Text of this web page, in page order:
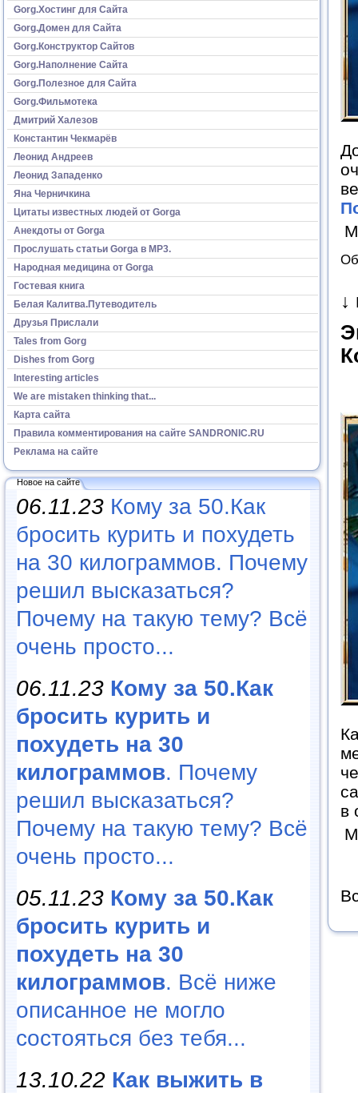
Gorg.Хостинг для Сайта
Gorg.Домен для Сайта
Gorg.Конструктор Сайтов
Gorg.Наполнение Сайта
Gorg.Полезное для Сайта
Gorg.Фильмотека
Дмитрий Халезов
Константин Чекмарёв
Леонид Андреев
Леонид Западенко
Яна Черничкина
Цитаты известных людей от Gorga
Анекдоты от Gorga
Прослушать статьи Gorga в МР3.
Народная медицина от Gorga
Гостевая книга
Белая Калитва.Путеводитель
Друзья Прислали
Tales from Gorg
Dishes from Gorg
Interesting articles
We are mistaken thinking that...
Карта сайта
Правила комментирования на сайте SANDRONIC.RU
Реклама на сайте
Новое на сайте
06.11.23 Кому за 50.Как
бросить курить и похудеть
на 30 килограммов. Почему
решил высказаться?
Почему на такую тему? Всё
очень просто...
06.11.23 Кому за 50.Как
бросить курить и
похудеть на 30
килограммов. Почему
решил высказаться?
Почему на такую тему? Всё
очень просто...
05.11.23 Кому за 50.Как
бросить курить и
похудеть на 30
килограммов. Всё ниже
описанное не могло
состояться без тебя...
13.10.22 Как выжить в
в